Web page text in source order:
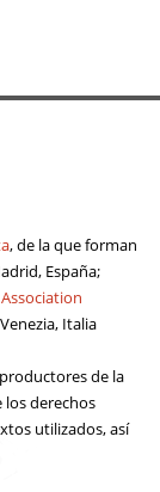
, de la que forman
España;
Association
Italia
de la
los derechos
utilizados, así